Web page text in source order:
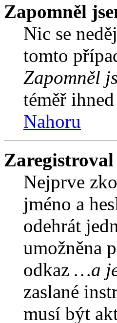
Zapomněl
Nic se
tomto
Zapomněl
téměř
Nahoru
Zaregistroval
Nejprve
jméno a
odehrát
umožněna
odkaz …a
zaslané
musí být